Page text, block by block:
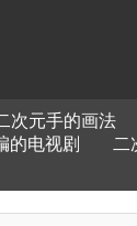
次元手的画法
的电视剧 二